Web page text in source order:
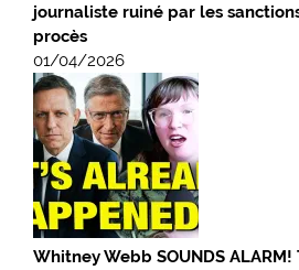
journaliste ruiné par les
procès
01/04/2026
Whitney Webb SOUNDS